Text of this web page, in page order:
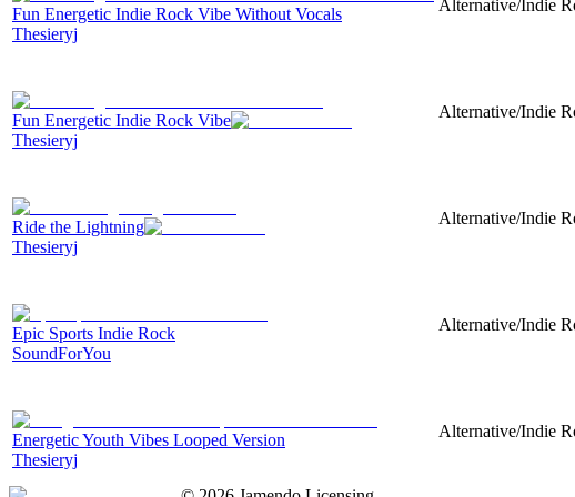
Fun Energetic Indie Rock Vibe Without Vocals
Thesieryj
Alternative/Indie
Fun Energetic Indie Rock Vibe
Thesieryj
Alternative/Indie
Ride the Lightning
Thesieryj
Alternative/Indie
Epic Sports Indie Rock
SoundForYou
Alternative/Indie
Energetic Youth Vibes Looped Version
Thesieryj
Alternative/Indie